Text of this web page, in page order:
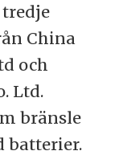
China
och
Ltd.
bränsle
batterier.